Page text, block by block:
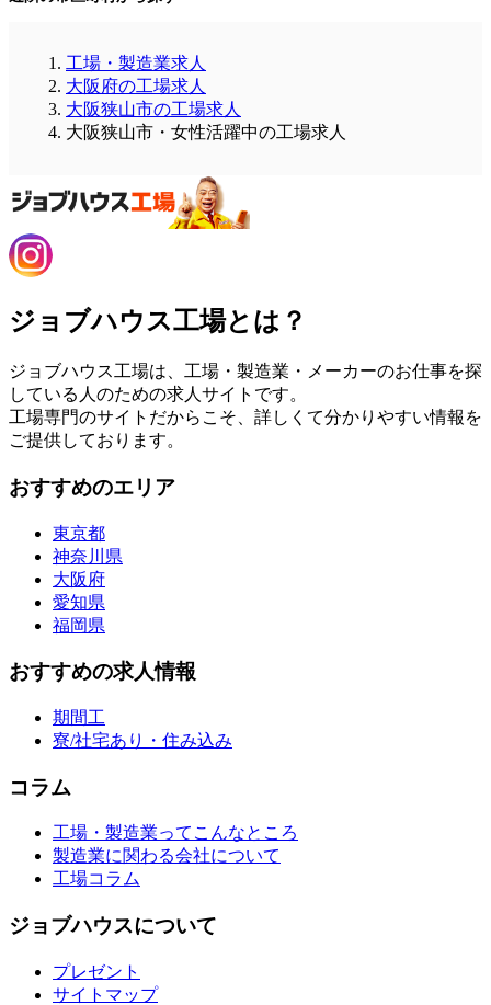
工場・製造業求人
大阪府の工場求人
大阪狭山市の工場求人
大阪狭山市・女性活躍中の工場求人
ジョブハウス工場とは？
ジョブハウス工場は、工場・製造業・メーカーのお仕事を探
している人のための求人サイトです。
工場専門のサイトだからこそ、詳しくて分かりやすい情報を
ご提供しております。
おすすめのエリア
東京都
神奈川県
大阪府
愛知県
福岡県
おすすめの求人情報
期間工
寮/社宅あり・住み込み
コラム
工場・製造業ってこんなところ
製造業に関わる会社について
工場コラム
ジョブハウスについて
プレゼント
サイトマップ